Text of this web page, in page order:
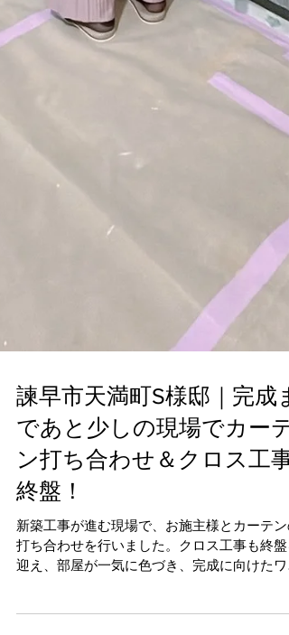
諫早市天満町S様邸｜完成ま
であと少しの現場でカーテ
ン打ち合わせ＆クロス工事
終盤！
新築工事が進む現場で、お施主様とカーテン
打ち合わせを行いました。クロス工事も終盤